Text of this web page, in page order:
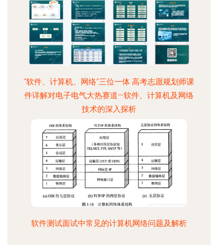
“软件、计算机、网络”三位一体 高考志愿规划师课
件详解对电子电气大热赛道—软件、计算机及网络
技术的深入探析
软件测试面试中常见的计算机网络问题及解析